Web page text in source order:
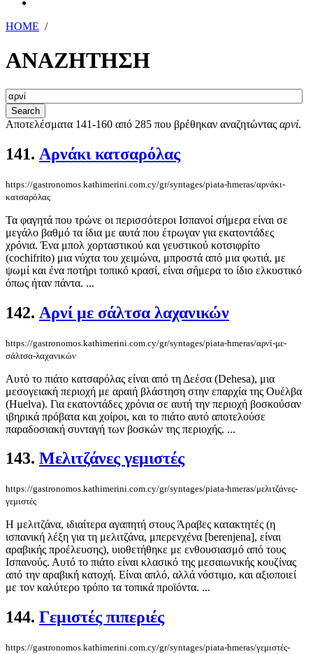
HOME /
ΑΝΑΖΗΤΗΣΗ
Αποτελέσματα 141-160 από 285 που βρέθηκαν αναζητώντας αρνί.
141. Αρνάκι κατσαρόλας
https://gastronomos.kathimerini.com.cy/gr/syntages/piata-hmeras/αρνάκι-
κατσαρόλας
Τα φαγητά που τρώνε οι περισσότεροι Ισπανοί σήμερα είναι σε
μεγάλο βαθμό τα ίδια με αυτά που έτρωγαν για εκατοντάδες
χρόνια. Ένα μπολ χορταστικού και γευστικού κοτσιφρίτο
(cochifrito) μια νύχτα του χειμώνα, μπροστά από μια φωτιά, με
ψωμί και ένα ποτήρι τοπικό κρασί, είναι σήμερα το ίδιο ελκυστικό
όπως ήταν πάντα. ...
142. Αρνί με σάλτσα λαχανικών
https://gastronomos.kathimerini.com.cy/gr/syntages/piata-hmeras/αρνί-με-
σάλτσα-λαχανικών
Αυτό το πιάτο κατσαρόλας είναι από τη Δεέσα (Dehesa), μια
μεσογειακή περιοχή με αραιή βλάστηση στην επαρχία της Ουέλβα
(Huelva). Για εκατοντάδες χρόνια σε αυτή την περιοχή βοσκούσαν
ιβηρικά πρόβατα και χοίροι, και το πιάτο αυτό αποτελούσε
παραδοσιακή συνταγή των βοσκών της περιοχής. ...
143. Μελιτζάνες γεμιστές
https://gastronomos.kathimerini.com.cy/gr/syntages/piata-hmeras/μελιτζάνες-
γεμιστές
Η μελιτζάνα, ιδιαίτερα αγαπητή στους Άραβες κατακτητές (η
ισπανική λέξη για τη μελιτζάνα, μπερενχένα [berenjena], είναι
αραβικής προέλευσης), υιοθετήθηκε με ενθουσιασμό από τους
Ισπανούς. Αυτό το πιάτο είναι κλασικό της μεσαιωνικής κουζίνας
από την αραβική κατοχή. Είναι απλό, αλλά νόστιμο, και αξιοποιεί
με τον καλύτερο τρόπο τα τοπικά προϊόντα. ...
144. Γεμιστές πιπεριές
https://gastronomos.kathimerini.com.cy/gr/syntages/piata-hmeras/γεμιστές-